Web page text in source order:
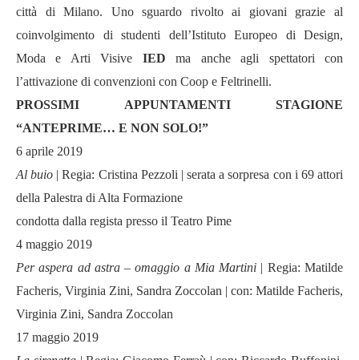
città di Milano. Uno sguardo rivolto ai giovani grazie al
coinvolgimento di studenti dell’Istituto Europeo di Design,
Moda e Arti Visive IED ma anche agli spettatori con
l’attivazione di convenzioni con Coop e Feltrinelli.
PROSSIMI APPUNTAMENTI STAGIONE
“ANTEPRIME… E NON SOLO!”
6 aprile 2019
Al buio | Regia: Cristina Pezzoli | serata a sorpresa con i 69 attori
della Palestra di Alta Formazione
condotta dalla regista presso il Teatro Pime
4 maggio 2019
Per aspera ad astra – omaggio a Mia Martini | Regia: Matilde
Facheris, Virginia Zini, Sandra Zoccolan | con: Matilde Facheris,
Virginia Zini, Sandra Zoccolan
17 maggio 2019